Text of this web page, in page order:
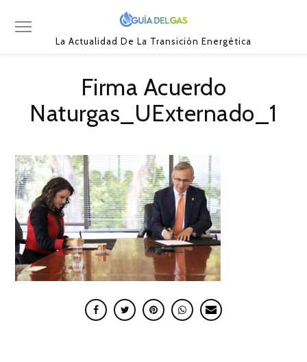
La Actualidad De La Transición Energética
Firma Acuerdo
Naturgas_UExternado_1